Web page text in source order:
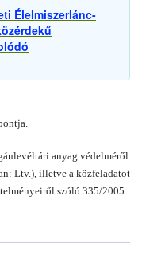
Élelmiszerlánc-
anyag védelméről
Ltv.), illetve a közfeladatot
szóló 335/2005.